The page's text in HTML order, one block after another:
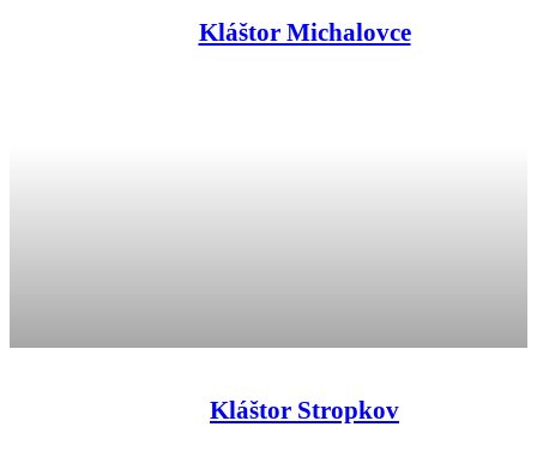
Kláštor Michalovce
Kláštor Stropkov